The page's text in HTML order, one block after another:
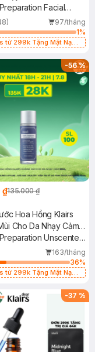
Facial
97/tháng
1%
từ 299k Tặng Mặt Nạ
(SL Có Hạn)
-56%
₫135.000 ₫
Hoa Hồng Klairs
Cho Da Nhạy Cảm
Unscented
163/tháng
36%
từ 299k Tặng Mặt Nạ
Có Hạn)
-37 %